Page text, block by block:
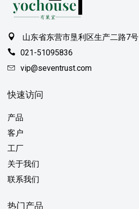
山东省东营市垦利区生产二路7号
021-51095836
vip@seventrust.com
快速访问
产品
客户
工厂
关于我们
联系我们
热门产品